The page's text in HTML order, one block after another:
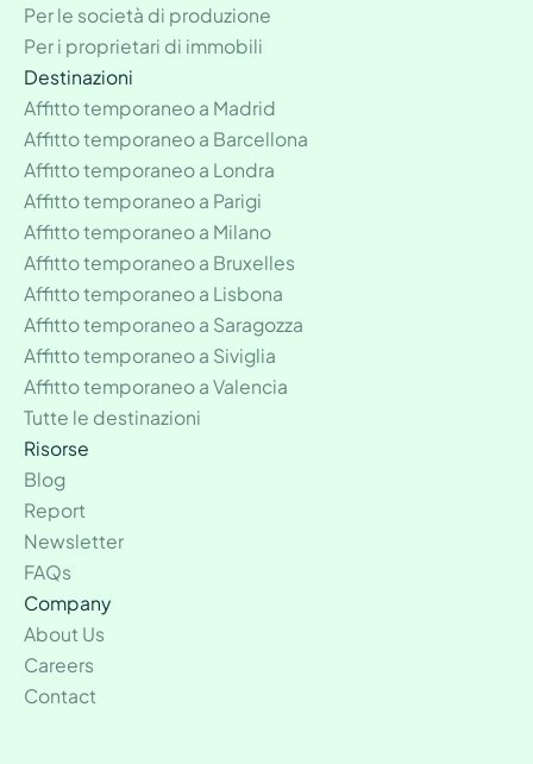
Per le società di produzione
Per i proprietari di immobili
Destinazioni
Affitto temporaneo a Madrid
Affitto temporaneo a Barcellona
Affitto temporaneo a Londra
Affitto temporaneo a Parigi
Affitto temporaneo a Milano
Affitto temporaneo a Bruxelles
Affitto temporaneo a Lisbona
Affitto temporaneo a Saragozza
Affitto temporaneo a Siviglia
Affitto temporaneo a Valencia
Tutte le destinazioni
Risorse
Blog
Report
Newsletter
FAQs
Company
About Us
Careers
Contact